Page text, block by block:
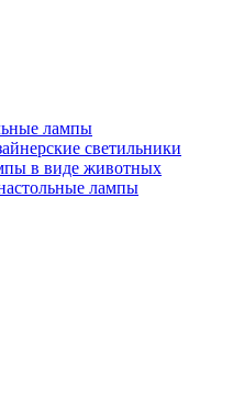
лампы
светильники
в виде животных
лампы